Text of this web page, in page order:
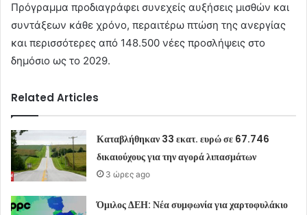
Πρόγραμμα προδιαγράφει συνεχείς αυξήσεις μισθών και
συντάξεων κάθε χρόνο, περαιτέρω πτώση της ανεργίας
και περισσότερες από 148.500 νέες προσλήψεις στο
δημόσιο ως το 2029.
Related Articles
Καταβλήθηκαν 33 εκατ. ευρώ σε 67.746
δικαιούχους για την αγορά λιπασμάτων
3 ώρες ago
Όμιλος ΔΕΗ: Νέα συμφωνία για χαρτοφυλάκιο